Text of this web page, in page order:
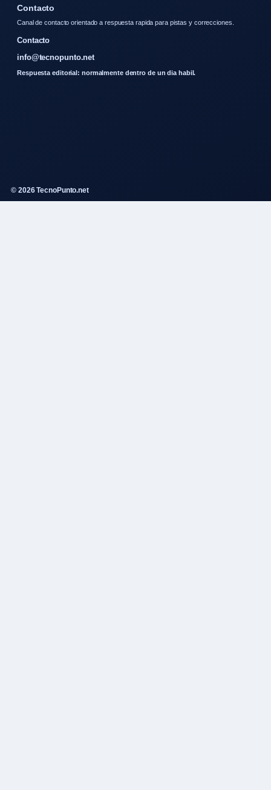
Contacto
Canal de contacto orientado a respuesta rapida para pistas y correcciones.
Contacto
info@tecnopunto.net
Respuesta editorial: normalmente dentro de un dia habil.
© 2026 TecnoPunto.net